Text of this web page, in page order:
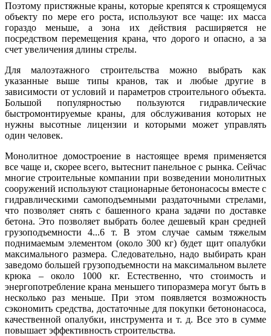
Поэтому пристяжные краны, которые крепятся к строящемуся
объекту по мере его роста, используют все чаще: их масса
гораздо меньше, а зона их действия расширяется не
посредством перемещения крана, что дорого и опасно, а за
счет увеличения длины стрелы.
Для малоэтажного строительства можно выбрать как
указанные выше типы кранов, так и любые другие в
зависимости от условий и параметров строительного объекта.
Большой популярностью пользуются гидравлические
быстромонтируемые краны, для обслуживания которых не
нужны высотные лицензии и которыми может управлять
один человек.
Монолитное домостроение в настоящее время применяется
все чаще и, скорее всего, вытеснит панельное с рынка. Сейчас
многие строительные компании при возведении монолитных
сооружений используют стационарные бетононасосы вместе с
гидравлическими самоподъемными раздаточными стрелами,
что позволяет снять с башенного крана задачи по доставке
бетона. Это позволяет выбрать более дешевый кран средней
грузоподъемности 4...6 т. В этом случае самым тяжелым
поднимаемым элементом (около 300 кг) будет щит опалубки
максимального размера. Следовательно, надо выбирать кран
заведомо большей грузоподъемности на максимальном вылете
крюка – около 1000 кг. Естественно, что стоимость и
энергопотребление крана меньшего типоразмера могут быть в
несколько раз меньше. При этом появляется возможность
сэкономить средства, достаточные для покупки бетононасоса,
качественной опалубки, инструмента и т. д. Все это в сумме
повышает эффективность строительства.